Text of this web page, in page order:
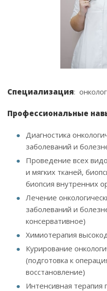
Специализация:
Профессиональные
Диагностика
заболеваний и
Проведение всех
и мягких тканей,
биопсия внутренних
Лечение
заболеваний и
консервативное)
Химиотерапия
Курирование
(подготовка к
восстановление)
Интенсивная терапия